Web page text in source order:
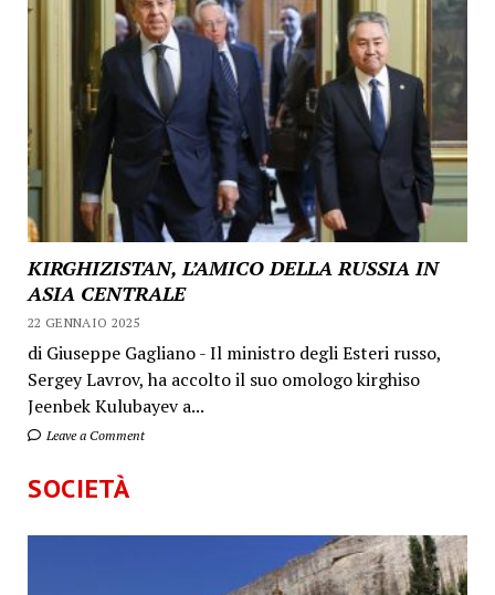
KIRGHIZISTAN, L’AMICO DELLA RUSSIA IN
ASIA CENTRALE
22 GENNAIO 2025
di Giuseppe Gagliano - Il ministro degli Esteri russo,
Sergey Lavrov, ha accolto il suo omologo kirghiso
Jeenbek Kulubayev a...
Leave a Comment
SOCIETÀ